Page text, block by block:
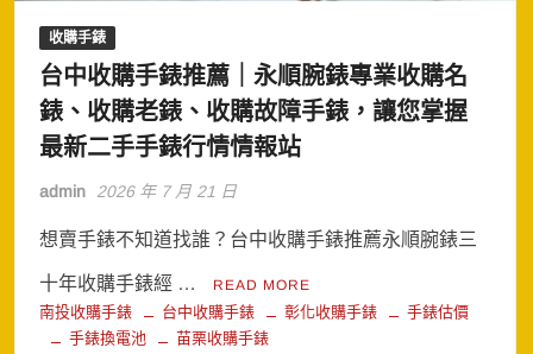
收購手錶
台中收購手錶推薦｜永順腕錶專業收購名
錶、收購老錶、收購故障手錶，讓您掌握
最新二手手錶行情情報站
admin 2026 年 7 月 21 日
想賣手錶不知道找誰？台中收購手錶推薦永順腕錶三
十年收購手錶經 … READ MORE
南投收購手錶 台中收購手錶 彰化收購手錶
手錶估價
手錶換電池
苗栗收購手錶